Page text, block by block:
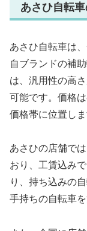
あさひ自転
あさひ自転車は
自ブランドの補
は、汎用性の高
可能です。価格
価格帯に位置しま
あさひの店舗で
おり、工賃込み
り、持ち込みの
手持ちの自転車